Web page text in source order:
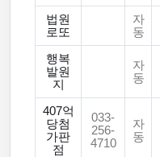
법원
로또
자
동
행복
발원
지
자
동
407억
당첨
가판
점
033-
256-
4710
자
동